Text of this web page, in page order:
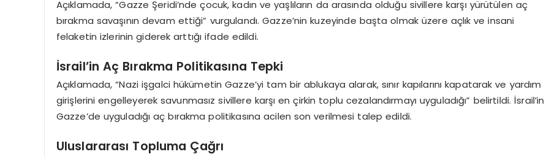
Açıklamada, “Gazze Şeridi’nde çocuk, kadın ve yaşlıların da arasında olduğu sivillere karşı yürütülen aç
bırakma savaşının devam ettiği” vurgulandı. Gazze’nin kuzeyinde başta olmak üzere açlık ve insani
felaketin izlerinin giderek arttığı ifade edildi.
İsrail’in Aç Bırakma Politikasına Tepki
Açıklamada, “Nazi işgalci hükümetin Gazze’yi tam bir ablukaya alarak, sınır kapılarını kapatarak ve yardım
girişlerini engelleyerek savunmasız sivillere karşı en çirkin toplu cezalandırmayı uyguladığı” belirtildi. İsrail’in
Gazze’de uyguladığı aç bırakma politikasına acilen son verilmesi talep edildi.
Uluslararası Topluma Çağrı